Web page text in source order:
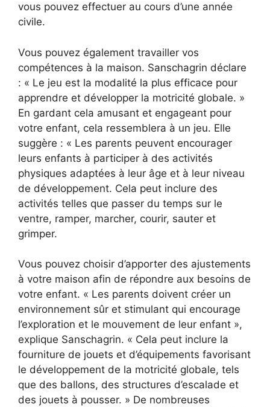
vous pouvez effectuer au cours d’une année
civile.
Vous pouvez également travailler vos
compétences à la maison. Sanschagrin déclare
: « Le jeu est la modalité la plus efficace pour
apprendre et développer la motricité globale. »
En gardant cela amusant et engageant pour
votre enfant, cela ressemblera à un jeu. Elle
suggère : « Les parents peuvent encourager
leurs enfants à participer à des activités
physiques adaptées à leur âge et à leur niveau
de développement. Cela peut inclure des
activités telles que passer du temps sur le
ventre, ramper, marcher, courir, sauter et
grimper.
Vous pouvez choisir d’apporter des ajustements
à votre maison afin de répondre aux besoins de
votre enfant. « Les parents doivent créer un
environnement sûr et stimulant qui encourage
l’exploration et le mouvement de leur enfant »,
explique Sanschagrin. « Cela peut inclure la
fourniture de jouets et d’équipements favorisant
le développement de la motricité globale, tels
que des ballons, des structures d’escalade et
des jouets à pousser. » De nombreuses